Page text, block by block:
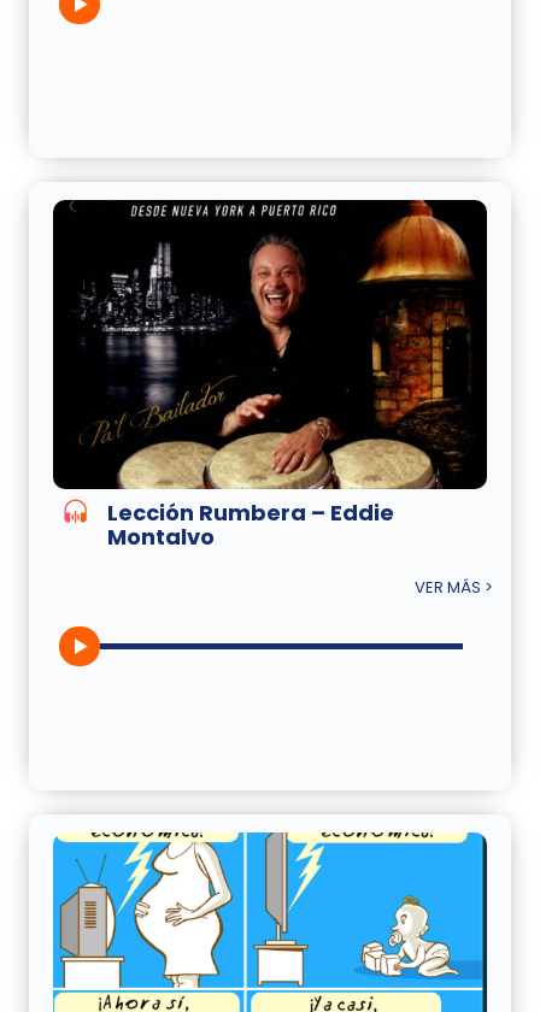
Lección Rumbera – Eddie
Montalvo
VER MÁS >